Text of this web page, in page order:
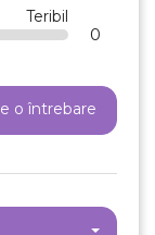
Teribil
0
o întrebare